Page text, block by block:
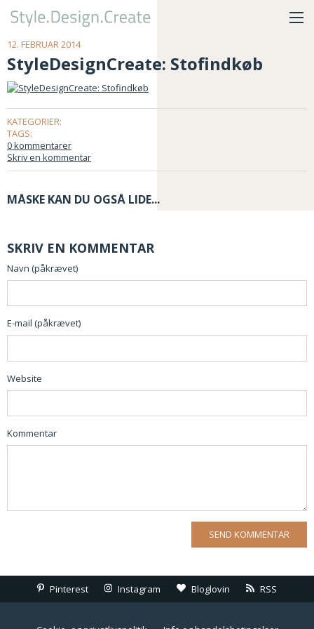
12. FEBRUAR 2014
StyleDesignCreate: Stofindkøb
KATEGORIER:
TAGS:
0 kommentarer
Skriv en kommentar
MÅSKE KAN DU OGSÅ LIDE...
SKRIV EN KOMMENTAR
Navn (påkrævet)
E-mail (påkrævet)
Website
Kommentar
Pinterest Instagram Bloglovin RSS